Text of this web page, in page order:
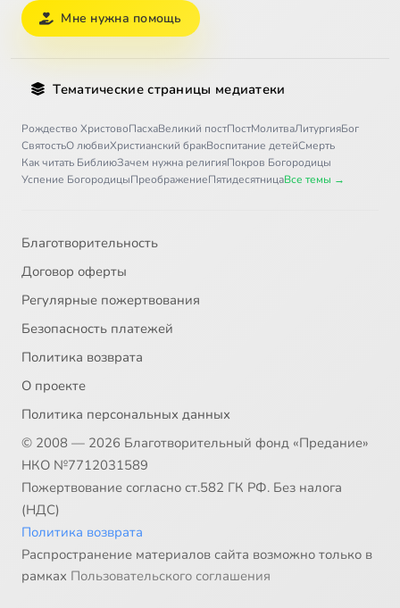
Мне нужна помощь
Тематические страницы медиатеки
Рождество ХристовоПасхаВеликий постПостМолитваЛитургияБог
СвятостьО любвиХристианский бракВоспитание детейСмерть
Как читать БиблиюЗачем нужна религияПокров Богородицы
Успение БогородицыПреображениеПятидесятницаВсе темы →
Благотворительность
Договор оферты
Регулярные пожертвования
Безопасность платежей
Политика возврата
О проекте
Политика персональных данных
© 2008 — 2026 Благотворительный фонд «Предание»
НКО №7712031589
Пожертвование согласно ст.582 ГК РФ. Без налога
(НДС)
Политика возврата
Распространение материалов сайта возможно только в
рамках Пользовательского соглашения